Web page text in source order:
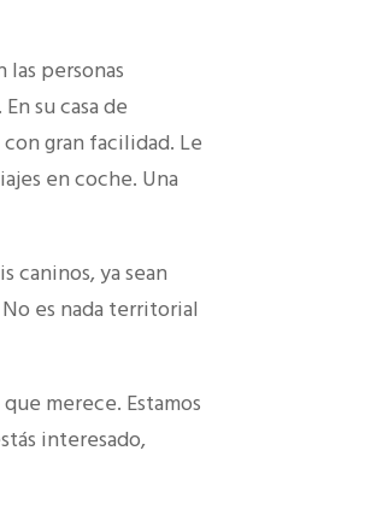
personas
su casa de
gran facilidad. Le
en coche. Una
caninos, ya sean
es nada territorial
merece. Estamos
interesado,